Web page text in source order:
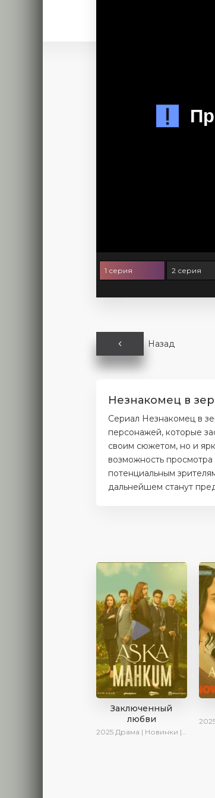
1 серия 2 серия
Назад
Незнакомец в
Сериал Незнакомец в
персонажей, которые
своим сюжетом, но и
возможность
потенциальным
дальнейшем станут
Заключенный
любви
2025 Драма | Новинки | Сериалы 2025